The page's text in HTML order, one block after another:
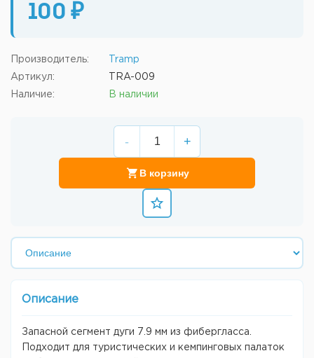
100 ₽
Производитель: Tramp
Артикул: TRA-009
Наличие: В наличии
- +
В корзину
Описание
Запасной сегмент дуги 7.9 мм из фибергласса.
Подходит для туристических и кемпинговых палаток